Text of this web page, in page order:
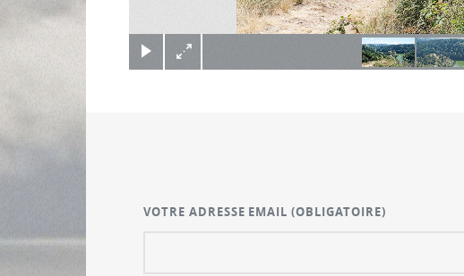
(c) Didier Gualeni
VOTRE ADRESSE EMAIL(OBLIGATOIRE)